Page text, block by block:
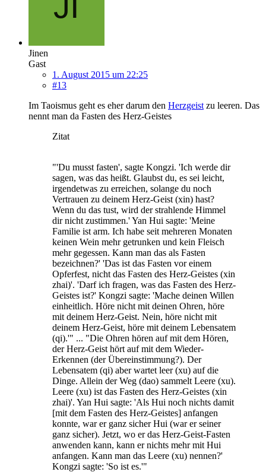
Jinen
Gast
1. August 2015 um 22:25
#13
Im Taoismus geht es eher darum den Herzgeist zu leeren. Das
nennt man da Fasten des Herz-Geistes
Zitat
"'Du musst fasten', sagte Kongzi. 'Ich werde dir
sagen, was das heißt. Glaubst du, es sei leicht,
irgendetwas zu erreichen, solange du noch
Vertrauen zu deinem Herz-Geist (xin) hast?
Wenn du das tust, wird der strahlende Himmel
dir nicht zustimmen.' Yan Hui sagte: 'Meine
Familie ist arm. Ich habe seit mehreren Monaten
keinen Wein mehr getrunken und kein Fleisch
mehr gegessen. Kann man das als Fasten
bezeichnen?' 'Das ist das Fasten vor einem
Opferfest, nicht das Fasten des Herz-Geistes (xin
zhai)'. 'Darf ich fragen, was das Fasten des Herz-
Geistes ist?' Kongzi sagte: 'Mache deinen Willen
einheitlich. Höre nicht mit deinen Ohren, höre
mit deinem Herz-Geist. Nein, höre nicht mit
deinem Herz-Geist, höre mit deinem Lebensatem
(qi).'" ... "Die Ohren hören auf mit dem Hören,
der Herz-Geist hört auf mit dem Wieder-
Erkennen (der Übereinstimmung?). Der
Lebensatem (qi) aber wartet leer (xu) auf die
Dinge. Allein der Weg (dao) sammelt Leere (xu).
Leere (xu) ist das Fasten des Herz-Geistes (xin
zhai)'. Yan Hui sagte: 'Als Hui noch nichts damit
[mit dem Fasten des Herz-Geistes] anfangen
konnte, war er ganz sicher Hui (war er seiner
ganz sicher). Jetzt, wo er das Herz-Geist-Fasten
anwenden kann, kann er nichts mehr mit Hui
anfangen. Kann man das Leere (xu) nennen?'
Kongzi sagte: 'So ist es.'"